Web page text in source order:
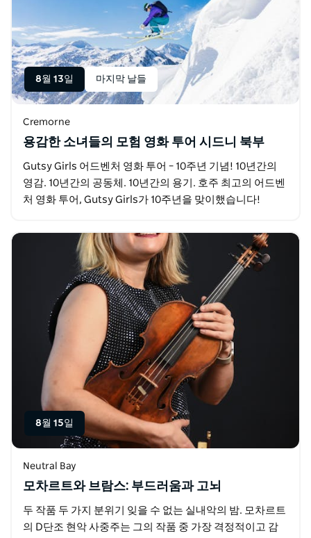
8월 13일 마지막 날들
Cremorne
용감한 소녀들의 모험 영화 투어 시드니 북부
Gutsy Girls 어드벤처 영화 투어 – 10주년 기념! 10년간의
영감. 10년간의 공동체. 10년간의 용기. 호주 최고의 어드벤
처 영화 투어, Gutsy Girls가 10주년을 맞이했습니다!
8월 15일
Neutral Bay
모차르트와 브람스: 부드러움과 고뇌
두 작품 두 가지 분위기 잊을 수 없는 실내악의 밤. 모차르트
의 D단조 현악 사중주는 그의 작품 중 가장 격정적이고 감